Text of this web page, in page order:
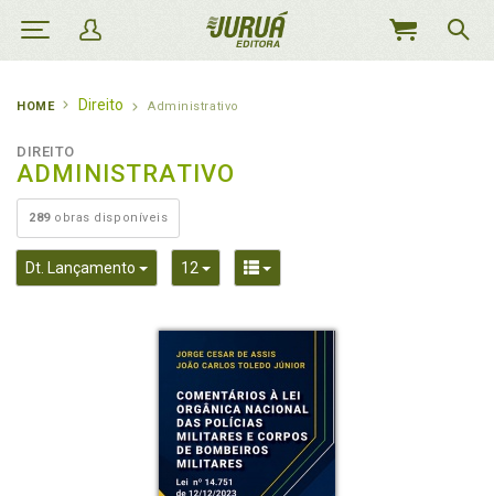
MEU
HOME Direito Administrativo
DIREITO
ADMINISTRATIVO
289obras disponíveis
Dt. Lançamento Toggle Dropdown
12 Toggle DropdownToggle Dropdown